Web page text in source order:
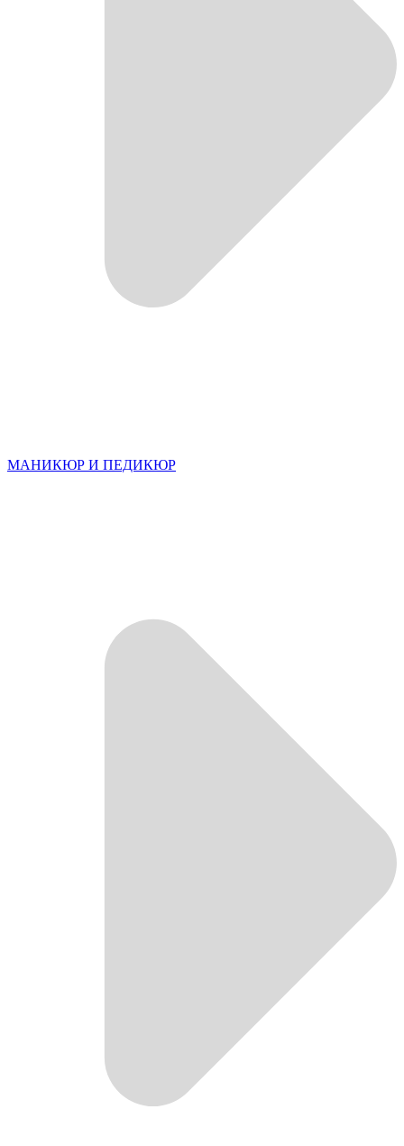
МАНИКЮР И ПЕДИКЮР